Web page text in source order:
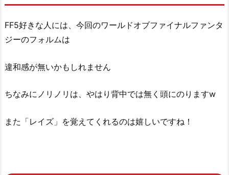
FF5好きな人には、今回のワールドオブファイナルファンタ
ジーのフォルムは
違和感が無いかもしれません
ちなみにノリノリは、やはり背中では無く頭にのりますw
また「レイズ」を覚えてくれるのは嬉しいですね！